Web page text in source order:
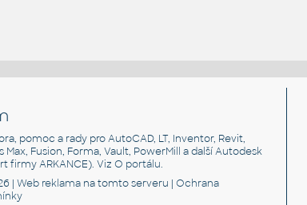
pomoc a rady pro AutoCAD, LT, Inventor, Revit,
Max, Fusion, Forma, Vault, PowerMill a další Autodesk
firmy ARKANCE). VizO portálu.
|Web reklama na tomto serveru |Ochrana